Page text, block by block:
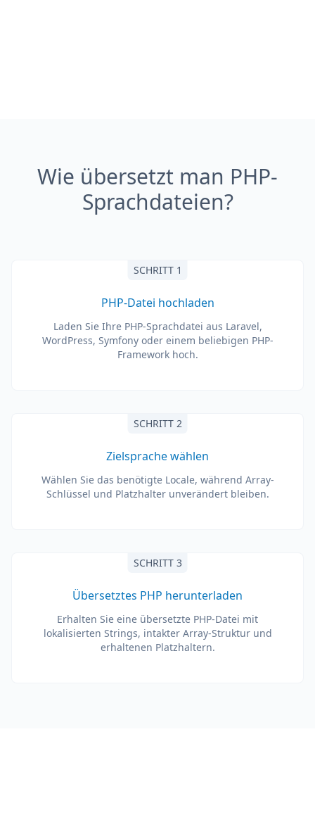
Wie übersetzt man PHP-
Sprachdateien?
SCHRITT 1
PHP-Datei hochladen
Laden Sie Ihre PHP-Sprachdatei aus Laravel,
WordPress, Symfony oder einem beliebigen PHP-
Framework hoch.
SCHRITT 2
Zielsprache wählen
Wählen Sie das benötigte Locale, während Array-
Schlüssel und Platzhalter unverändert bleiben.
SCHRITT 3
Übersetztes PHP herunterladen
Erhalten Sie eine übersetzte PHP-Datei mit
lokalisierten Strings, intakter Array-Struktur und
erhaltenen Platzhaltern.